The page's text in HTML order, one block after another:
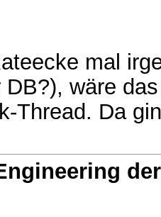
mal
DB?), wäre
Thread. Da